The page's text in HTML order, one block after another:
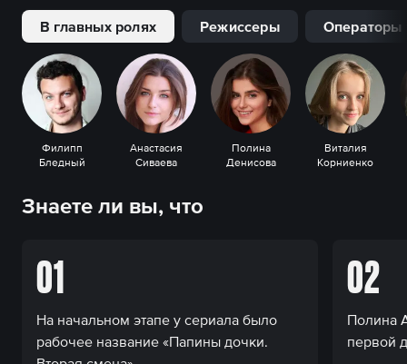
В главных ролях Режиссеры Операторы
Филипп
Бледный
Анастасия
Сиваева
Полина
Денисова
Виталия
Корниенко
Знаете ли вы, что
01
На начальном этапе у сериала было
рабочее название «Папины дочки.
02
Полина
первой